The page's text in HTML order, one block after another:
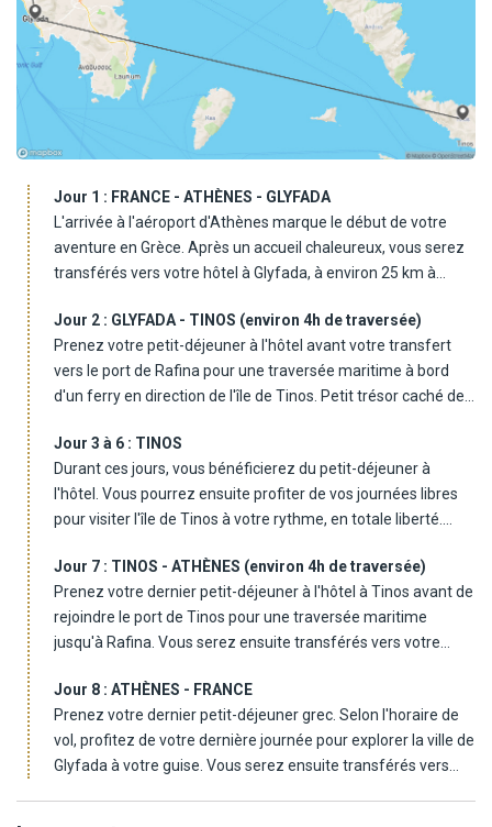
Jour 1 : FRANCE - ATHÈNES - GLYFADA
L'arrivée à l'aéroport d'Athènes marque le début de votre
aventure en Grèce. Après un accueil chaleureux, vous serez
transférés vers votre hôtel à Glyfada, à environ 25 km à
la Riviera Athénienne, elle est réputée pour ses plages, ses
cafés animés et ses vues imprenables sur le Golfe
Saronique. A deux pas de la mer, c'est le point de départ idéal
pour explorer Athènes tout en savourant la douceur côtière.
découvrir cette charmante ville balnéaire. Déjeuner et dîner
libres. Nuit à l'hôtel à Glyfada.
Jour 2 : GLYFADA - TINOS (environ 4h de traversée)
Prenez votre petit-déjeuner à l'hôtel avant votre transfert
vers le port de Rafina pour une traversée maritime à bord
d'un ferry en direction de l'île de Tinos. Petit trésor caché des
somptueux, célèbre pour son atmosphère authentique, ses
villages perchés et son riche patrimoine religieux et
artistique. C'est la 3ème plus grande île des Cyclades, dont
les paysages restent préservés. A votre arrivée à Tinos, vous
Déjeuner et dîner libres. Nuit à l'hôtel à Tinos.
Jour 3 à 6 : TINOS
Durant ces jours, vous bénéficierez du petit-déjeuner à
l'hôtel. Vous pourrez ensuite profiter de vos journées libres
pour visiter l'île de Tinos à votre rythme, en totale liberté.
Vous pouvez tout d'abord visiter la capitale de l'île, une ville
portuaire aux maisons traditionnelles, aux ruelles pavées et
au marché authentique.
Prenez ensuite le temps de visiter la majestueuse Basilique
et lieu de pèlerinage emblématique.
Partez à la découverte des villages typiques comme
Kardiani, Volax, Panormos, de magnifiques villages au
charme unique.
Envie de nature ? Partez pour une randonnée jusqu'au Mont
Jour 7 : TINOS - ATHÈNES (environ 4h de traversée)
Prenez votre dernier petit-déjeuner à l'hôtel à Tinos avant de
rejoindre le port de Tinos pour une traversée maritime
jusqu'à Rafina. Vous serez ensuite transférés vers votre
détendre, vous promener le long de la plage ou bien pour
dîner dans l'un ds nombreux restaurants du quartier.
Déjeuner et dîner libres. Nuit à l'hôtel à Glyfada.
Jour 8 : ATHÈNES - FRANCE
Prenez votre dernier petit-déjeuner grec. Selon l'horaire de
vol, profitez de votre dernière journée pour explorer la ville de
Glyfada à votre guise. Vous serez ensuite transférés vers